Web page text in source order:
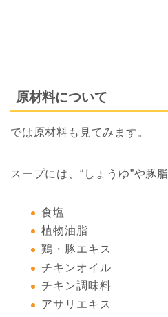
原材料について
では原材料も見てみます。
スープには、“しょうゆ”や豚
食塩
植物油脂
鶏・豚エキス
チキンオイル
チキン調味料
アサリエキス